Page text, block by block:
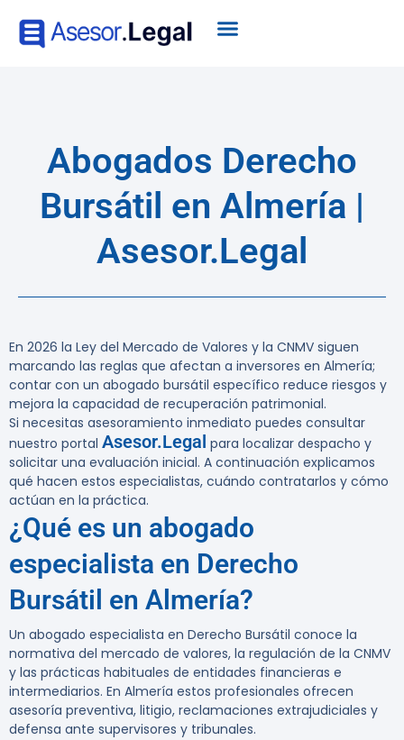
Abogados Derecho
Bursátil en Almería |
Asesor.Legal
En 2026 la Ley del Mercado de Valores y la CNMV siguen
marcando las reglas que afectan a inversores en Almería;
contar con un abogado bursátil específico reduce riesgos y
mejora la capacidad de recuperación patrimonial.
Si necesitas asesoramiento inmediato puedes consultar
nuestro portal Asesor.Legal para localizar despacho y
solicitar una evaluación inicial. A continuación explicamos
qué hacen estos especialistas, cuándo contratarlos y cómo
actúan en la práctica.
¿Qué es un abogado
especialista en Derecho
Bursátil en Almería?
Un abogado especialista en Derecho Bursátil conoce la
normativa del mercado de valores, la regulación de la CNMV
y las prácticas habituales de entidades financieras e
intermediarios. En Almería estos profesionales ofrecen
asesoría preventiva, litigio, reclamaciones extrajudiciales y
defensa ante supervisores y tribunales.